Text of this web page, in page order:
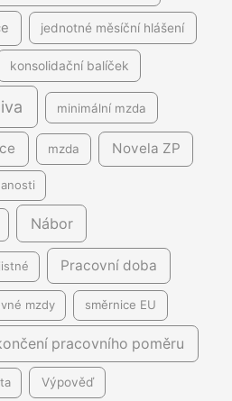
jednotné měsíční hlášení
konsolidační balíček
minimální mzda
mzda Novela ZP
Nábor
Pracovní doba
mzdy směrnice EU
pracovního poměru
Výpověď